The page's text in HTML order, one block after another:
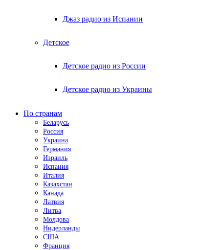
Джаз радио из Испании
Детское
Детское радио из России
Детское радио из Украины
По странам
Беларусь
Россия
Украина
Германия
Израиль
Испания
Италия
Казахстан
Канада
Латвия
Литва
Молдова
Нидерланды
США
Франция